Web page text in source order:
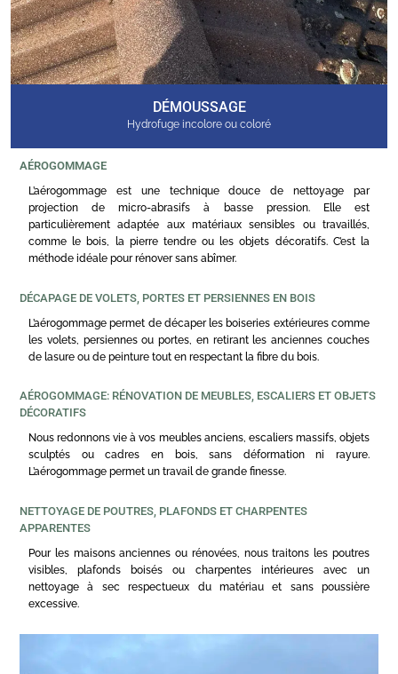
DÉMOUSSAGE
Hydrofuge incolore ou coloré
AÉROGOMMAGE
L’aérogommage est une technique douce de nettoyage par
projection de micro-abrasifs à basse pression. Elle est
particulièrement adaptée aux matériaux sensibles ou travaillés,
comme le bois, la pierre tendre ou les objets décoratifs. C’est la
méthode idéale pour rénover sans abîmer.
DÉCAPAGE DE VOLETS, PORTES ET PERSIENNES EN BOIS
L’aérogommage permet de décaper les boiseries extérieures comme
les volets, persiennes ou portes, en retirant les anciennes couches
de lasure ou de peinture tout en respectant la fibre du bois.
AÉROGOMMAGE: RÉNOVATION DE MEUBLES, ESCALIERS ET OBJETS
DÉCORATIFS
Nous redonnons vie à vos meubles anciens, escaliers massifs, objets
sculptés ou cadres en bois, sans déformation ni rayure.
L’aérogommage permet un travail de grande finesse.
NETTOYAGE DE POUTRES, PLAFONDS ET CHARPENTES
APPARENTES
Pour les maisons anciennes ou rénovées, nous traitons les poutres
visibles, plafonds boisés ou charpentes intérieures avec un
nettoyage à sec respectueux du matériau et sans poussière
excessive.